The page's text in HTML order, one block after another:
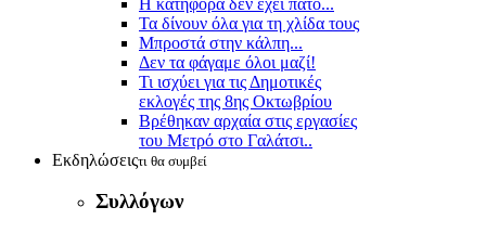
Τα δίνουν όλα για τη χλίδα τους
Μπροστά στην κάλπη...
Δεν τα φάγαμε όλοι μαζί!
Τι ισχύει για τις Δημοτικές
εκλογές της 8ης Οκτωβρίου
Βρέθηκαν αρχαία στις εργασίες
του Μετρό στο Γαλάτσι..
Εκδηλώσειςτι θα συμβεί
Συλλόγων